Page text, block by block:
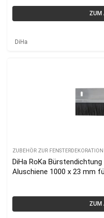
ZUM
DiHa
ZUBEHÖR ZUR FENSTERDEKORATION
DiHa RoKa
Aluschiene 1000 x 23 mm
ZUM